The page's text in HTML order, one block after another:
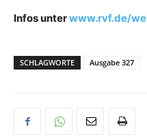
Infos unterwww.rvf.de/
SCHLAGWORTE Ausgabe 327